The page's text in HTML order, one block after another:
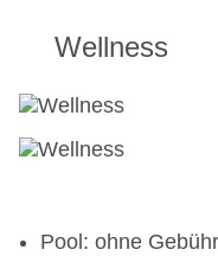
Wellness
Pool: ohne